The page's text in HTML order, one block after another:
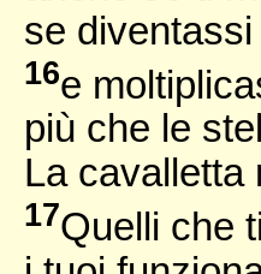
se
16e
più che le
La cavalletta
17Quelli che